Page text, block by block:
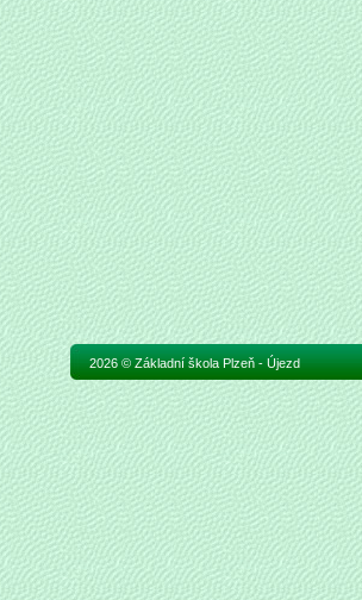
2026 © Základní škola Plzeň - Újezd